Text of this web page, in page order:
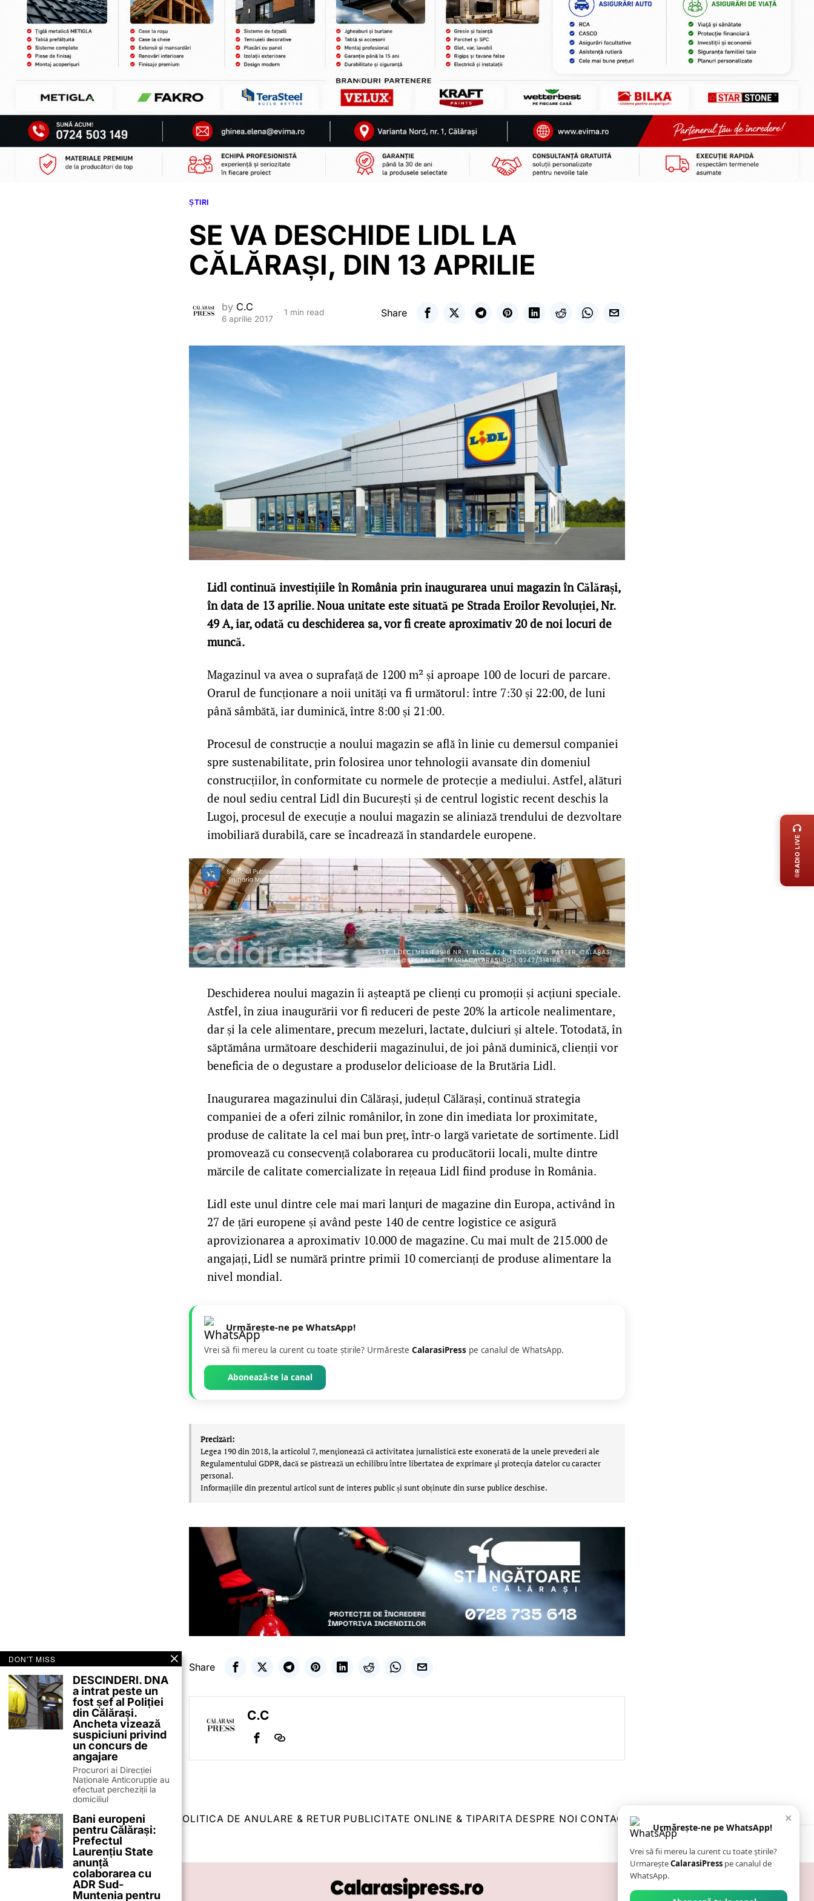
ȘTIRI
SE VA DESCHIDE LIDL LA
CĂLĂRAȘI, DIN 13 APRILIE
by C.C
6 aprilie 2017
1 min read Share
Lidl continuă investițiile în România prin inaugurarea unui magazin în Călărași,
în data de 13 aprilie. Noua unitate este situată pe Strada Eroilor Revoluției, Nr.
49 A, iar, odată cu deschiderea sa, vor fi create aproximativ 20 de noi locuri de
muncă.
Magazinul va avea o suprafață de 1200 m² și aproape 100 de locuri de parcare.
Orarul de funcționare a noii unități va fi următorul: între 7:30 și 22:00, de luni
până sâmbătă, iar duminică, între 8:00 și 21:00.
Procesul de construcție a noului magazin se află în linie cu demersul companiei
spre sustenabilitate, prin folosirea unor tehnologii avansate din domeniul
construcțiilor, în conformitate cu normele de protecție a mediului. Astfel, alături
de noul sediu central Lidl din București și de centrul logistic recent deschis la
Lugoj, procesul de execuție a noului magazin se aliniază trendului de dezvoltare
imobiliară durabilă, care se încadrează în standardele europene.
Deschiderea noului magazin îi așteaptă pe clienți cu promoții și acțiuni speciale.
Astfel, în ziua inaugurării vor fi reduceri de peste 20% la articole nealimentare,
dar și la cele alimentare, precum mezeluri, lactate, dulciuri și altele. Totodată, în
săptămâna următoare deschiderii magazinului, de joi până duminică, clienții vor
beneficia de o degustare a produselor delicioase de la Brutăria Lidl.
Inaugurarea magazinului din Călărași, județul Călărași, continuă strategia
companiei de a oferi zilnic românilor, în zone din imediata lor proximitate,
produse de calitate la cel mai bun preț, într-o largă varietate de sortimente. Lidl
promovează cu consecvență colaborarea cu producătorii locali, multe dintre
mărcile de calitate comercializate în rețeaua Lidl fiind produse în România.
Lidl este unul dintre cele mai mari lanţuri de magazine din Europa, activând în
27 de țări europene și având peste 140 de centre logistice ce asigură
aprovizionarea a aproximativ 10.000 de magazine. Cu mai mult de 215.000 de
angajați, Lidl se numără printre primii 10 comercianți de produse alimentare la
nivel mondial.
Urmărește-ne pe WhatsApp!
Vrei să fii mereu la curent cu toate știrile? Urmăreste CalarasiPress pe canalul de WhatsApp.
Abonează-te la canal
Precizări:
Legea 190 din 2018, la articolul 7, menţionează că activitatea jurnalistică este exonerată de la unele prevederi ale
Regulamentului GDPR, dacă se păstrează un echilibru între libertatea de exprimare şi protecţia datelor cu caracter
personal.
Informațiile din prezentul articol sunt de interes public și sunt obținute din surse publice deschise.
Share
C.C
TERMENI ȘI CONDIȚII COOKIES POLITICA DE ANULARE & RETUR PUBLICITATE ONLINE & TIPĂRITĂ DESPRE NOI CONTACT ZIARUL ANUNȚUL CĂLĂRĂȘEAN
×
Urmărește-ne pe WhatsApp!
Vrei să fii mereu la curent cu toate știrile?
UrmareșteCalarasiPress pe canalul de
WhatsApp.
RADIO LIVE
DON'T MISS
DESCINDERI. DNA
a intrat peste un
fost șef al Poliției
din Călărași.
Ancheta vizează
suspiciuni privind
un concurs de
angajare
Procurori ai Direcției
Naționale Anticorupție au
efectuat percheziții la
domiciliul
Bani europeni
pentru Călărași:
Prefectul
Laurențiu State
anunță
colaborarea cu
ADR Sud-
Muntenia pentru